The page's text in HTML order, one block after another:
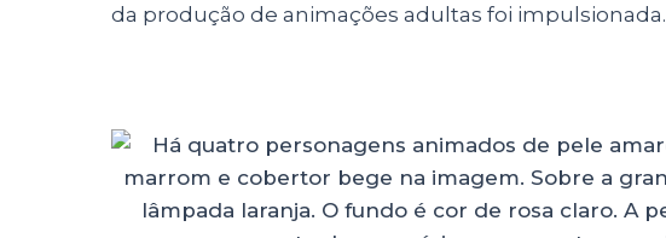
da produção de animações adultas foi impulsionada.